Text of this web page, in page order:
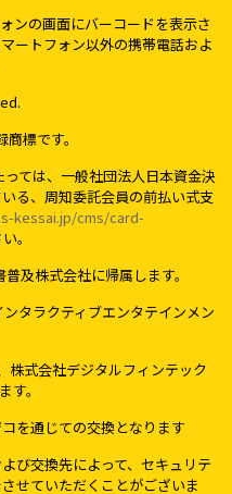
ンの画面にバーコードを表示さ
ートフォン以外の携帯電話およ
標です。
ては、一般社団法人日本資金決
る、周知委託会員の前払い式支
kessai.jp/cms/card-
。
及株式会社に帰属します。
タラクティブエンタテインメン
式会社デジタルフィンテック
。
を通じての交換となります
び交換先によって、セキュリテ
せていただくことがございま